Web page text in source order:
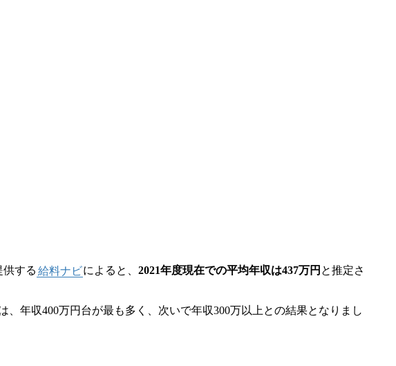
する 給料ナビによると、2021年度現在での平均年収は437万円 と推定さ
年収400万円台が最も多く、次いで年収300万以上との結果となりまし